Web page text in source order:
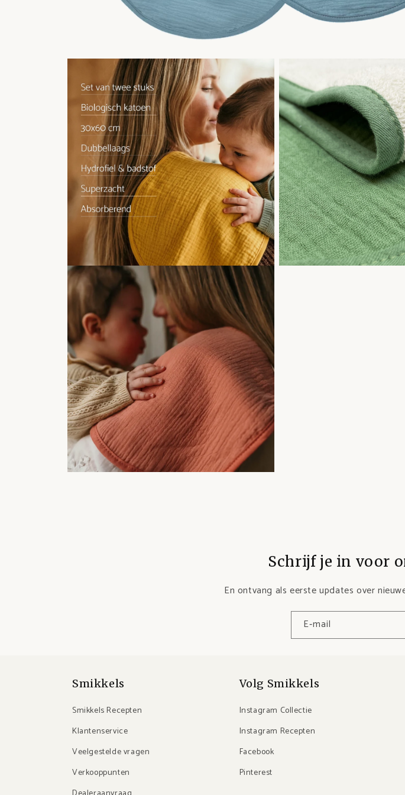
Schrijf je in voor
En ontvang als eerste updates over
E‑mail
Smikkels
Smikkels Recepten
Klantenservice
Veelgestelde vragen
Verkooppunten
Volg Smikkels
Instagram Collectie
Instagram Recepten
Facebook
Pinterest